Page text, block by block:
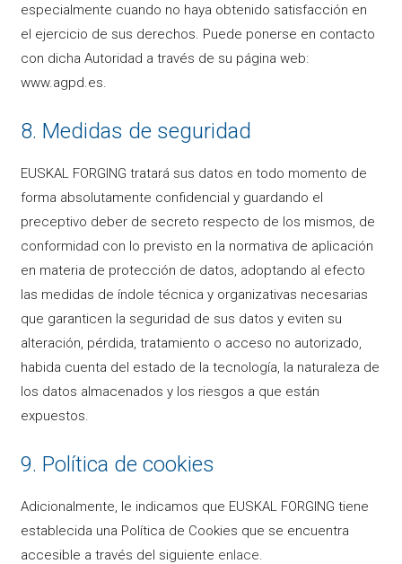
especialmente cuando no haya obtenido satisfacción en
el ejercicio de sus derechos. Puede ponerse en contacto
con dicha Autoridad a través de su página web:
www.agpd.es.
8. Medidas de seguridad
EUSKAL FORGING tratará sus datos en todo momento de
forma absolutamente confidencial y guardando el
preceptivo deber de secreto respecto de los mismos, de
conformidad con lo previsto en la normativa de aplicación
en materia de protección de datos, adoptando al efecto
las medidas de índole técnica y organizativas necesarias
que garanticen la seguridad de sus datos y eviten su
alteración, pérdida, tratamiento o acceso no autorizado,
habida cuenta del estado de la tecnología, la naturaleza de
los datos almacenados y los riesgos a que están
expuestos.
9. Política de cookies
Adicionalmente, le indicamos que EUSKAL FORGING tiene
establecida una Política de Cookies que se encuentra
accesible a través del siguiente enlace.